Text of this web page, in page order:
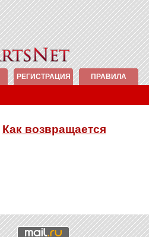
РЕГИСТРАЦИЯ ПРАВИЛА
Как возвращается